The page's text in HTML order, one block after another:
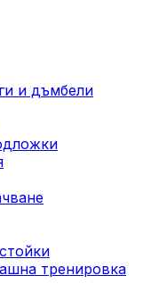
и дъмбели
тренировка